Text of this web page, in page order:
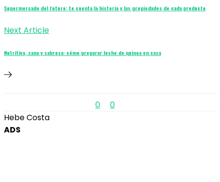
Supermercado del futuro: te cuenta la historia y las propiedades de cada producto
Next Article
Nutritiva, sana y sabrosa: cómo preparar leche de quinoa en casa
0
0
Hebe Costa
ADS